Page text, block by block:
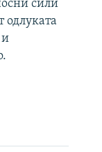
сили
одлуката
и